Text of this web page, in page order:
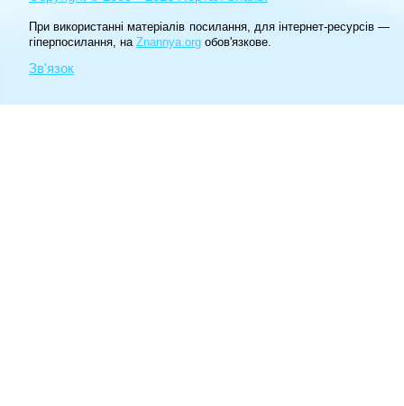
При використанні матеріалів посилання, для інтернет-ресурсів —
гіперпосилання, на Znannya.org обов'язкове.
Зв'язок